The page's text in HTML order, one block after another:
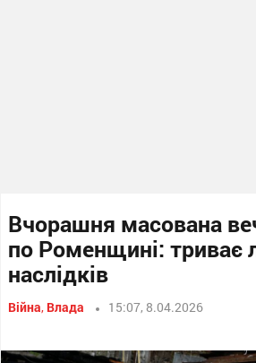
Вчорашня масована
по Роменщині: триває
наслідків
Війна, Влада 15:07, 8.04.2026